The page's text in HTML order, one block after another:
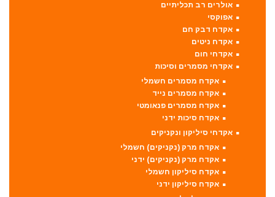
אולרים רב תכליתיים
אפוקסי
אקדח דבק חם
אקדח ניטים
אקדחי חום
אקדחי מסמרים וסיכות
אקדח מסמרים חשמלי
אקדח מסמרים נייד
אקדח מסמרים פנאומטי
אקדח סיכות ידני
אקדחי סיליקון ונקניקים
אקדח מרק (נקניקים) חשמלי
אקדח מרק (נקניקים) ידני
אקדח סיליקון חשמלי
אקדח סיליקון ידני